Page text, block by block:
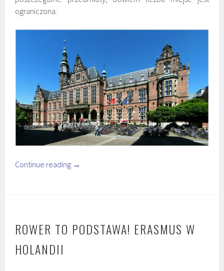
ograniczona.
Continue reading →
ROWER TO PODSTAWA! ERASMUS W
HOLANDII